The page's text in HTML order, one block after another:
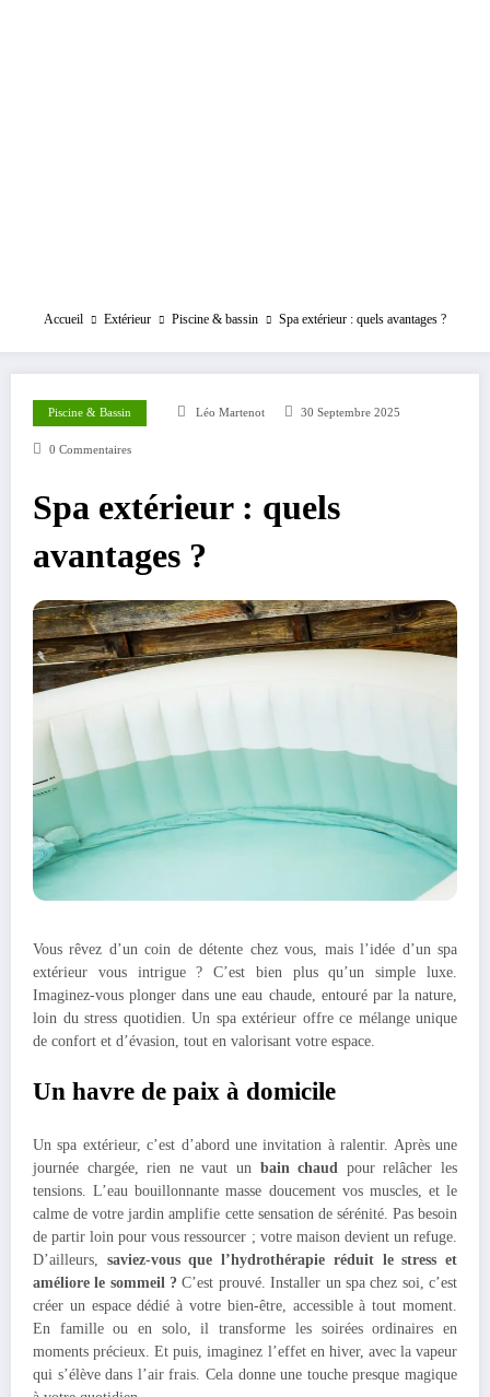
Accueil Extérieur Piscine & bassin Spa extérieur : quels avantages ?
Piscine & Bassin Léo Martenot 30 Septembre 2025
0 Commentaires
Spa extérieur : quels
avantages ?
Vous rêvez d’un coin de détente chez vous, mais l’idée d’un spa
extérieur vous intrigue ? C’est bien plus qu’un simple luxe.
Imaginez-vous plonger dans une eau chaude, entouré par la nature,
loin du stress quotidien. Un spa extérieur offre ce mélange unique
de confort et d’évasion, tout en valorisant votre espace.
Un havre de paix à domicile
Un spa extérieur, c’est d’abord une invitation à ralentir. Après une
journée chargée, rien ne vaut un bain chaud pour relâcher les
tensions. L’eau bouillonnante masse doucement vos muscles, et le
calme de votre jardin amplifie cette sensation de sérénité. Pas besoin
de partir loin pour vous ressourcer ; votre maison devient un refuge.
D’ailleurs, saviez-vous que l’hydrothérapie réduit le stress et
améliore le sommeil ? C’est prouvé. Installer un spa chez soi, c’est
créer un espace dédié à votre bien-être, accessible à tout moment.
En famille ou en solo, il transforme les soirées ordinaires en
moments précieux. Et puis, imaginez l’effet en hiver, avec la vapeur
qui s’élève dans l’air frais. Cela donne une touche presque magique